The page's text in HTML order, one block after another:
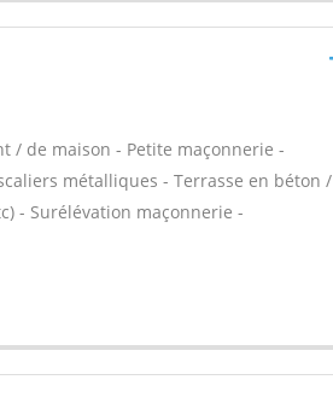
/ de maison - Petite maçonnerie -
métalliques - Terrasse en béton /
- Surélévation maçonnerie -